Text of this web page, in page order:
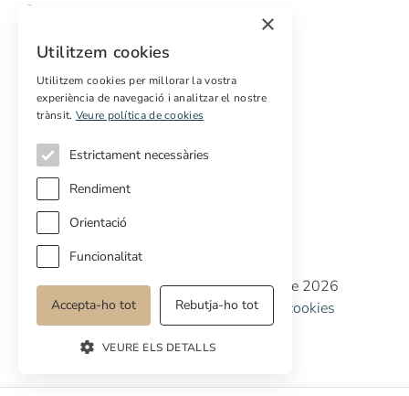
Comprar
Pressupost gratuït de rehabilitació
Serveis
Compradors internacionals
Propietats off-market
Copyright © Cottage Properties Real Estate 2026
Política de privacitat
Avis legalPolítica de cookies
Preferències de cookies
×
Utilitzem cookies
Utilitzem cookies per millorar la vostra
experiència de navegació i analitzar el nostre
trànsit. Veure política de cookies
Estrictament necessàries
Rendiment
Orientació
Funcionalitat
Accepta-ho tot Rebutja-ho tot
VEURE ELS DETALLS